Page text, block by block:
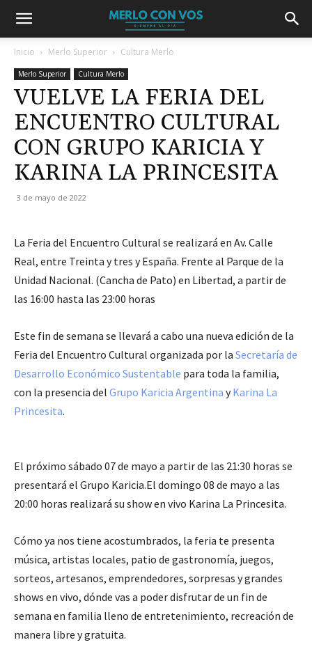
Inicio Merlo Superior Cultura Merlo
Merlo Superior Cultura Merlo
VUELVE LA FERIA DEL
ENCUENTRO CULTURAL
CON GRUPO KARICIA Y
KARINA LA PRINCESITA
3 de mayo de 2022
La Feria del Encuentro Cultural se realizará en Av. Calle
Real, entre Treinta y tres y España. Frente al Parque de la
Unidad Nacional. (Cancha de Pato) en Libertad, a partir de
las 16:00 hasta las 23:00 horas
Este fin de semana se llevará a cabo una nueva edición de la
Feria del Encuentro Cultural organizada por la Secretaría de
Desarrollo Económico Sustentable para toda la familia,
con la presencia del Grupo Karicia Argentina yKarina La
Princesita.
El próximo sábado 07 de mayo a partir de las 21:30 horas se
presentará el Grupo Karicia.El domingo 08 de mayo a las
20:00 horas realizará su show en vivo Karina La Princesita.
Cómo ya nos tiene acostumbrados, la feria te presenta
música, artistas locales, patio de gastronomía, juegos,
sorteos, artesanos, emprendedores, sorpresas y grandes
shows en vivo, dónde vas a poder disfrutar de un fin de
semana en familia lleno de entretenimiento, recreación de
manera libre y gratuita.